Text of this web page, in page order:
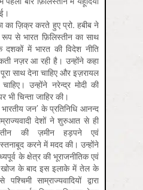
का ज़ि‍क्र करते हुए प्रो. हबीब ने
रूप से भारत फ़िलिस्तीन का साथ
में भारत की विदेश नीति
नज़र आ रही है। उन्होंने कहा
साथ देना चाहिए और इज़रायल
उन्होंने नरेन्‍द्र मोदी की
भी चिन्ता जाहिर की।
जन’ के प्रतिनिधि आनन्द
देशों ने शुरुआत से ही
की ज़मीन हड़पने एवं
करने में मदद की। उन्होंने
के क्षेत्र की भूराजनीतिक एवं
खोज के बाद इस इलाके में तेल के
साम्राज्यवादियों द्वारा